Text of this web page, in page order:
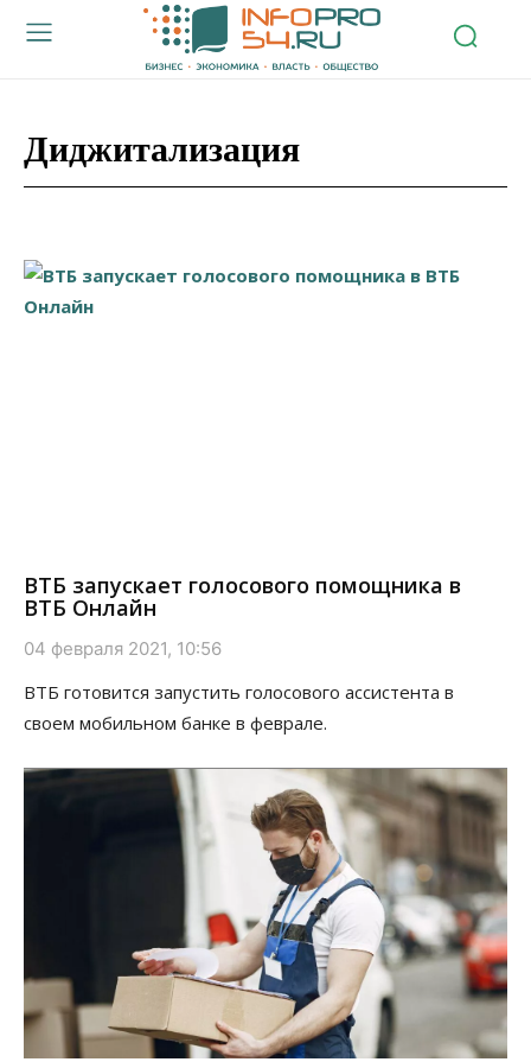
Диджитализация
ВТБ запускает голосового помощника в
ВТБ Онлайн
04 февраля 2021, 10:56
ВТБ готовится запустить голосового ассистента в
своем мобильном банке в феврале.